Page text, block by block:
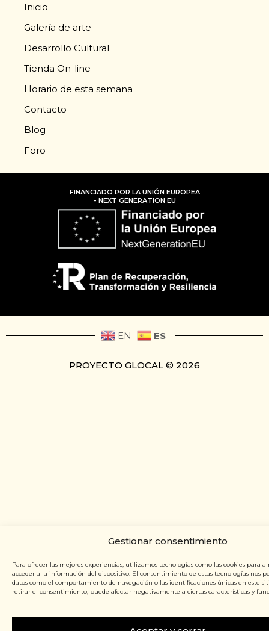
Gestionar consentimiento
Para ofrecer las mejores experiencias, utilizamos tecnologías como las cookies para
acceder a la información del dispositivo. El consentimiento de estas tecnologías nos
datos como el comportamiento de navegación o las identificaciones únicas en este
retirar el consentimiento, puede afectar negativamente a ciertas características y
Inicio
Galería de arte
Desarrollo Cultural
Tienda On-line
Horario de esta semana
Contacto
Blog
Foro
FINANCIADO POR LA UNIÓN EUROPEA
- NEXT GENERATION EU
EN ES
PROYECTO GLOCAL © 2026